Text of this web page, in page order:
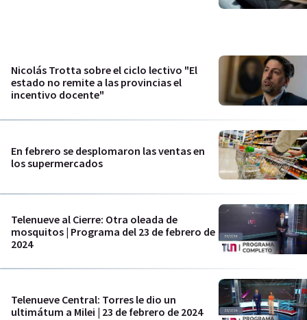
Nicolás Trotta sobre el ciclo lectivo "El
estado no remite a las provincias el
incentivo docente"
En febrero se desplomaron las ventas en
los supermercados
Telenueve al Cierre: Otra oleada de
mosquitos | Programa del 23 de febrero de
2024
Telenueve Central: Torres le dio un
ultimátum a Milei | 23 de febrero de 2024